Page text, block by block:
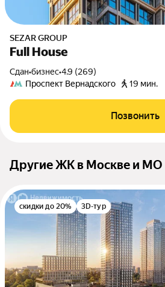
SEZAR GROUP
Full House
Сдан•бизнес•4.9 (269)
Проспект Вернадского
19 мин.
Позвонить
Другие ЖК в Москве и МО
скидки до 20% 3D-тур